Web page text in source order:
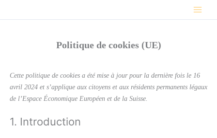
Politique de cookies (UE)
Cette politique de cookies a été mise à jour pour la dernière fois le 16
avril 2024 et s’applique aux citoyens et aux résidents permanents légaux
de l’Espace Économique Européen et de la Suisse.
1. Introduction
Consent
Consent
Consent
Consent
Consent
Consent
Consent